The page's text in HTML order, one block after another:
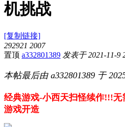
机挑战
[复制链接]
292921 2007
置顶 a332801389 发表于 2021-11-9
本帖最后由 a332801389 于
经典游戏-小西天扫怪续作!!!
游戏开造